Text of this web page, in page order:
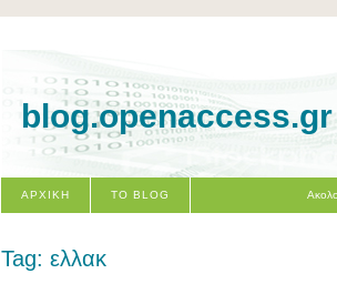
blog.openaccess.gr
ΑΡΧΙΚΗ ΤΟ BLOG
Tag: ελλακ